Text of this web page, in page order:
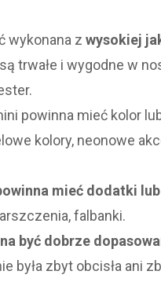
wykonana z wysokiej
trwałe i wygodne w
powinna mieć kolor
kolory, neonowe
mieć dodatki
falbanki.
być dobrze
była zbyt obcisła ani